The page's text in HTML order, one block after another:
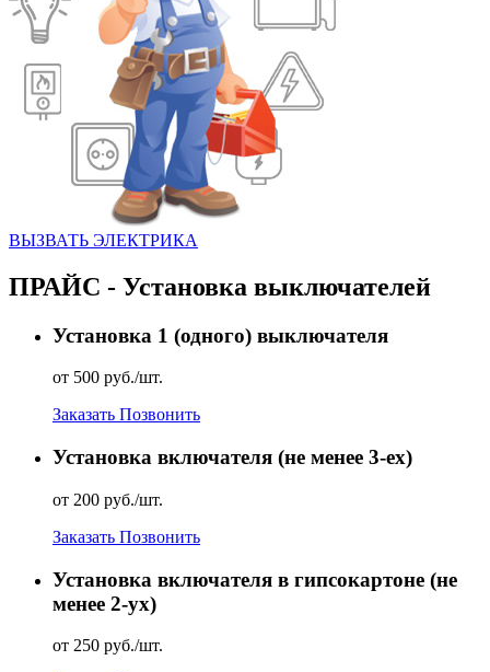
ВЫЗВАТЬ ЭЛЕКТРИКА
ПРАЙС - Установка выключателей
Установка 1 (одного) выключателя
от 500 руб./шт.
Заказать Позвонить
Установка включателя (не менее 3-ех)
от 200 руб./шт.
Заказать Позвонить
Установка включателя в гипсокартоне (не
менее 2-ух)
от 250 руб./шт.